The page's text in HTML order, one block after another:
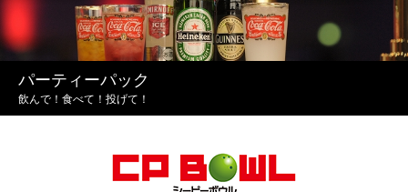
パーティーパック
飲んで！食べて！投げて！